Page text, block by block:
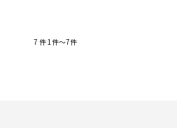
7 件1件～7件